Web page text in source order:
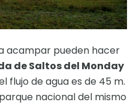
acampar pueden hacer
de Saltos del Monday
flujo de agua es de 45 m.
nacional del mismo